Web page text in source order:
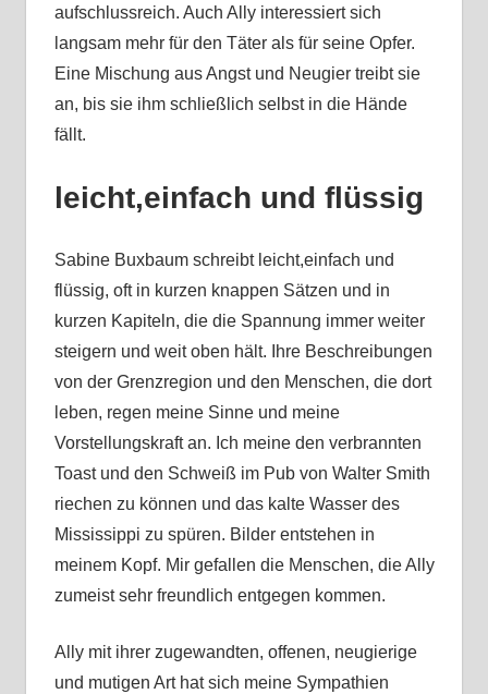
aufschlussreich. Auch Ally interessiert sich
langsam mehr für den Täter als für seine Opfer.
Eine Mischung aus Angst und Neugier treibt sie
an, bis sie ihm schließlich selbst in die Hände
fällt.
leicht,einfach und flüssig
Sabine Buxbaum schreibt leicht,einfach und
flüssig, oft in kurzen knappen Sätzen und in
kurzen Kapiteln, die die Spannung immer weiter
steigern und weit oben hält. Ihre Beschreibungen
von der Grenzregion und den Menschen, die dort
leben, regen meine Sinne und meine
Vorstellungskraft an. Ich meine den verbrannten
Toast und den Schweiß im Pub von Walter Smith
riechen zu können und das kalte Wasser des
Mississippi zu spüren. Bilder entstehen in
meinem Kopf. Mir gefallen die Menschen, die Ally
zumeist sehr freundlich entgegen kommen.
Ally mit ihrer zugewandten, offenen, neugierige
und mutigen Art hat sich meine Sympathien